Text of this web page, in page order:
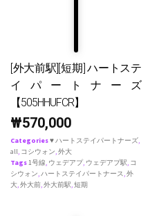
[外大前駅][短期] ハートステ
イパートナーズ
【505HHUFCR】
₩570,000
Categories♥ ハートステイパートナーズ,
all, コシウォン,外大
Tags1号線, ウェデアプ, ウェデアプ駅, コ
シウォン,ハートステイパートナース,外
大,外大前,外大前駅,短期